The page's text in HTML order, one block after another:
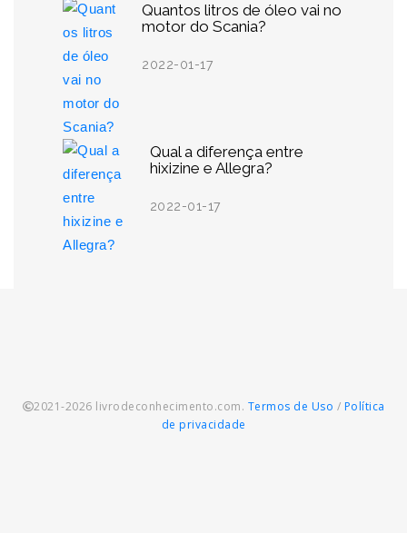
Quantos litros de óleo vai no
motor do Scania?
2022-01-17
Qual a diferença entre
hixizine e Allegra?
2022-01-17
2021-2026 livrodeconhecimento.com. Termos de Uso / Política
de privacidade